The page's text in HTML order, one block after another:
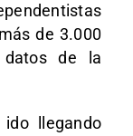
de 3.000
datos de la
llegando